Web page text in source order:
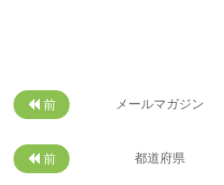
前 メールマガジン
前 都道府県